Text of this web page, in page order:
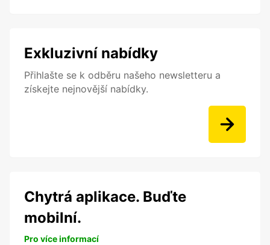
Exkluzivní nabídky
Přihlašte se k odběru našeho newsletteru a
získejte nejnovější nabídky.
Chytrá aplikace. Buďte
mobilní.
Pro více informací